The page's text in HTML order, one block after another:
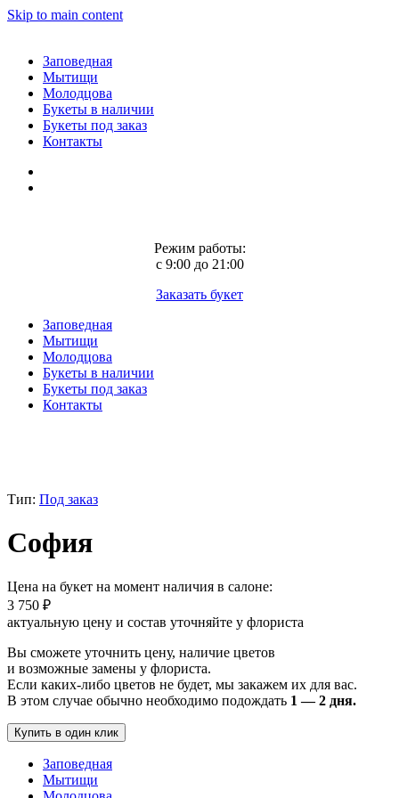
Skip to main content
Заповедная
Мытищи
Молодцова
Букеты в наличии
Букеты под заказ
Контакты
Режим работы:
с 9:00 до 21:00
Заказать букет
Заповедная
Мытищи
Молодцова
Букеты в наличии
Букеты под заказ
Контакты
Тип: Под заказ
София
Цена на букет на момент наличия в салоне:
3 750 ₽
актуальную цену и состав уточняйте у флориста
Вы сможете уточнить цену, наличие цветов
и возможные замены у флориста.
Если каких-либо цветов не будет, мы закажем их для вас.
В этом случае обычно необходимо подождать 1 — 2 дня.
Купить в один клик
Заповедная
Мытищи